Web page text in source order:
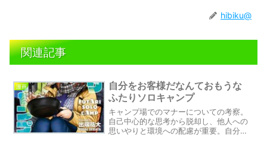
hibiku@
関連記事
漫画
自分をお客様だなんておもうな
ふたりソロキャンプ
キャンプ場でのマナーについての考察。
自己中心的な思考から脱却し、他人への
思いやりと環境への配慮が重要。自分を